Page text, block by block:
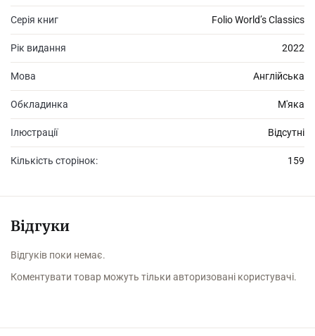
Серія книг Folio World’s Classics
Рік видання 2022
Мова Англійська
Обкладинка М'яка
Ілюстрації Відсутні
Кількість сторінок: 159
Відгуки
Відгуків поки немає.
Коментувати товар можуть тільки авторизовані користувачі.